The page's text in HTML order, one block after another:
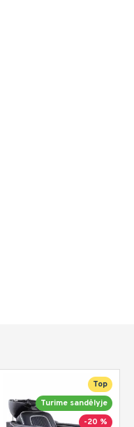
Top
Turime sandėlyje
-20 %